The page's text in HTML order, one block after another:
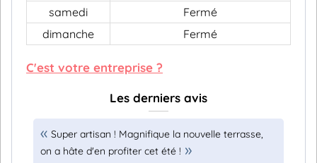
samedi
Fermé
dimanche
Fermé
C'est votre entreprise ?
Les derniers avis
Super artisan ! Magnifique la nouvelle terrasse,
on a hâte d'en profiter cet été !